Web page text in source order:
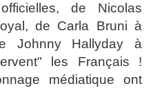
de Nicolas
de Carla Bruni à
Johnny Hallyday à
les Français !
médiatique ont